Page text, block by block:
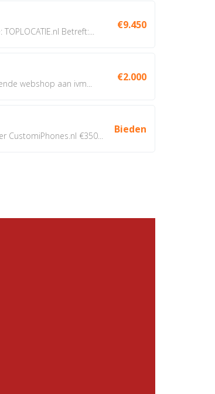
Betreft:...
€9.450
webshop aan ivm...
€2.000
€350...
Bieden